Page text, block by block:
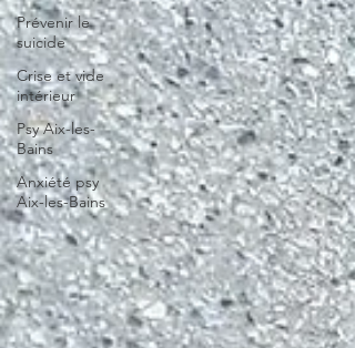
Prévenir le
suicide
Crise et vide
intérieur
Psy Aix-les-
Bains
Anxiété psy
Aix-les-Bains